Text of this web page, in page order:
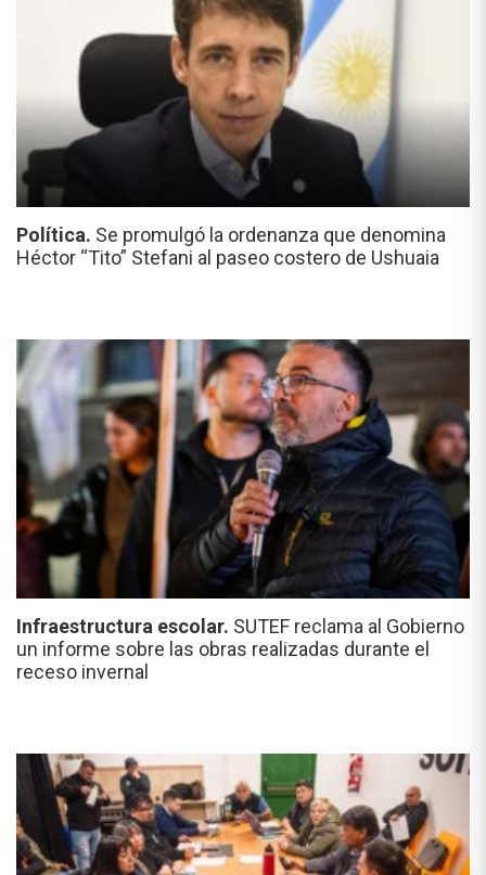
Política. Se promulgó la ordenanza que denomina
Héctor “Tito” Stefani al paseo costero de Ushuaia
Infraestructura escolar. SUTEF reclama al Gobierno
un informe sobre las obras realizadas durante el
receso invernal